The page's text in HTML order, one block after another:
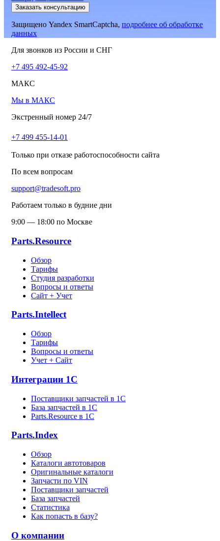
Заказать консультацию
Защищено Yandex SmartCaptcha, подробнее об обработке
данных
Для звонков из России и СНГ
+7 495 492-45-92
МАКС
Мы в МАКС
Экстренный номер 24/7
+7 499 455-14-01
Только при отказе работоспособности сайта
По всем вопросам
support@tradesoft.pro
Работаем только в будние дни
9:00 — 18:00 по Москве
Parts.Resource
Обзор
Тарифы
Студия разработки
Вопросы и ответы
Сайт + Учет
Parts.Intellect
Обзор
Тарифы
Вопросы и ответы
Учет + Сайт
Интеграции 1С
Поставщики запчастей в 1C
База запчастей в 1С
Parts.Resource в 1C
Parts.Index
Обзор
Каталоги автотоваров
Оригинальные каталоги
Запчасти по VIN
Поставщики запчастей
База запчастей
Статистика
Как попасть в базу?
О компании